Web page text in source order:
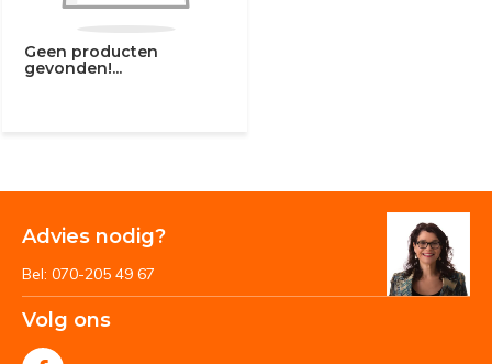
Geen producten
gevonden!...
Advies nodig?
Bel: 070-205 49 67
Volg ons